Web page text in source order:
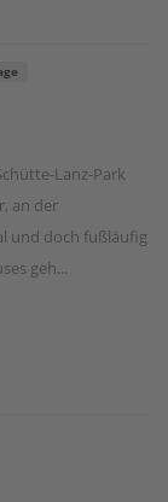
Lanz-Park
an der
und doch fußläufig
geh...